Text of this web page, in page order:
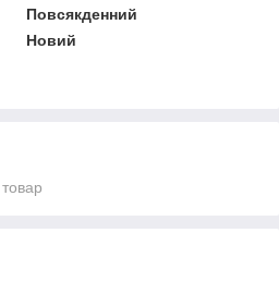
Повсякденний
Новий